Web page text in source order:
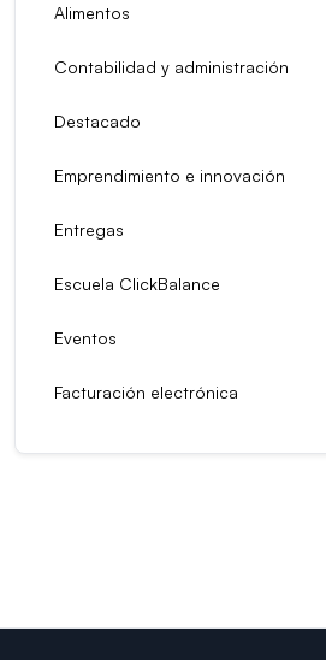
Alimentos
Contabilidad y administración
Destacado
Emprendimiento e innovación
Entregas
Escuela ClickBalance
Eventos
Facturación electrónica